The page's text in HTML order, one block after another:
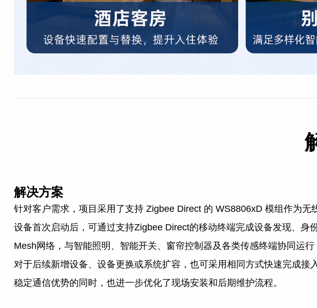
解决方案
针对客户需求，项目采用了支持 Zigbee Direct 的 WS8806xD 模组作为无
设备首次启动后，可通过支持Zigbee Direct的移动终端完成设备发现、
Mesh网络，与智能照明、智能开关、窗帘控制器及各类传感终端协同运行
对于后续新增设备、设备更换或系统扩容，也可采用相同方式快速完成
稳定通信优势的同时，也进一步优化了现场安装和后期维护流程。